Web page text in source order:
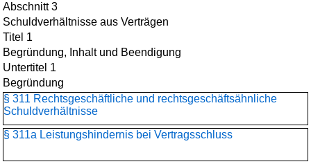
Abschnitt 3
Schuldverhältnisse aus Verträgen
Titel 1
Begründung, Inhalt und Beendigung
Untertitel 1
Begründung
§ 311 Rechtsgeschäftliche und rechtsgeschäftsähnliche
Schuldverhältnisse
§ 311a Leistungshindernis bei Vertragsschluss